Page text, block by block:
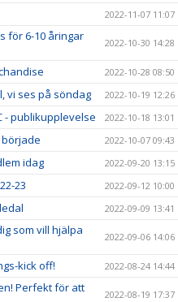
2022-11-07 11:07
för 6-10 åringar
2022-10-30 14:28
2022-10-28 08:50
vi ses på söndag 2022-10-19 12:26
- publikupplevelse 2022-10-18 13:01
2022-10-07 09:43
idag 2022-09-20 13:15
23 2022-09-12 10:00
2022-09-09 13:41
som vill hjälpa
2022-09-06 14:06
kick off! 2022-08-24 14:44
Perfekt för att
2022-08-19 17:37